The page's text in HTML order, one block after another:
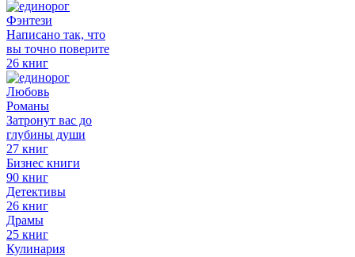
Фэнтези
Написано так, что
вы точно поверите
26 книг
Любовь
Романы
Затронут вас до
глубины души
27 книг
Бизнес книги
90 книг
Детективы
26 книг
Драмы
25 книг
Кулинария